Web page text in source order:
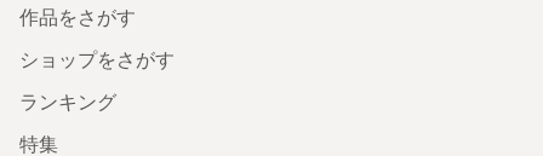
作品をさがす
ショップをさがす
ランキング
特集